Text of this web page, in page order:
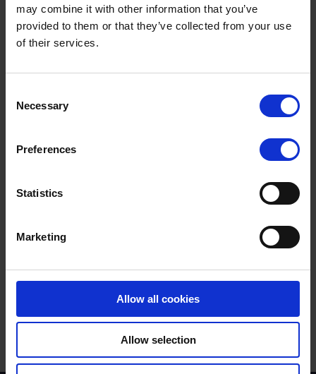
may combine it with other information that you’ve
provided to them or that they’ve collected from your use
of their services.
Selection
Necessary
Preferences
Statistics
Marketing
Allow all cookies
Allow selection
confidentialité.
Vous pouvez voir qui a accédé à vos données via la
fonction d’activité du compte lorsque vous vous
Avez-vous trouvé la réponse à votre question
dans la section FAQ ?
Cette réponse vous a-t-elle été utile ?
Oui Non